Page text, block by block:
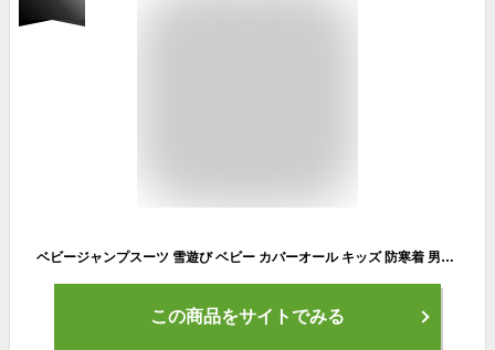
ベビージャンプスーツ 雪遊び ベビー カバーオール キッズ 防寒着 男の子 女の子 グレー ベージュ ジャンプスーツ ベビー服 赤ちゃん 1歳 2歳 防水
この商品をサイトでみる